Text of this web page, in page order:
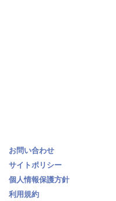
お問い合わせ
サイトポリシー
個人情報保護方針
利用規約